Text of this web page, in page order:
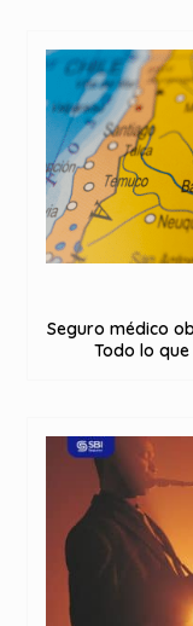
Seguro médico
Todo lo